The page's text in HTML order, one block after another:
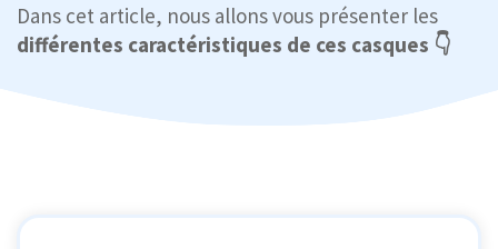
Dans cet article, nous allons vous présenter les
différentes caractéristiques de ces casques 👇